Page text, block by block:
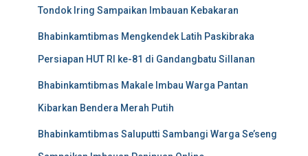
Tondok Iring Sampaikan Imbauan Kebakaran
Bhabinkamtibmas Mengkendek Latih Paskibraka
Persiapan HUT RI ke-81 di Gandangbatu Sillanan
Bhabinkamtibmas Makale Imbau Warga Pantan
Kibarkan Bendera Merah Putih
Bhabinkamtibmas Saluputti Sambangi Warga Se’seng